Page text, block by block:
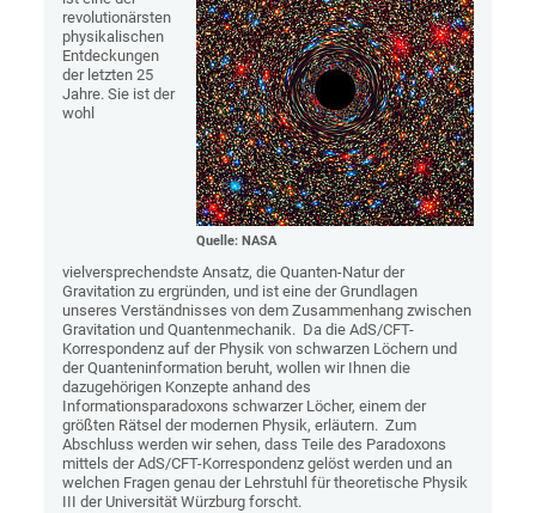
Quelle: NASA
revolutionärsten
physikalischen
Entdeckungen
der letzten 25
Jahre. Sie ist der
wohl
vielversprechendste Ansatz, die Quanten-Natur der
Gravitation zu ergründen, und ist eine der Grundlagen
unseres Verständnisses von dem Zusammenhang zwischen
Gravitation und Quantenmechanik. Da die AdS/CFT-
Korrespondenz auf der Physik von schwarzen Löchern und
der Quanteninformation beruht, wollen wir Ihnen die
dazugehörigen Konzepte anhand des
Informationsparadoxons schwarzer Löcher, einem der
größten Rätsel der modernen Physik, erläutern. Zum
Abschluss werden wir sehen, dass Teile des Paradoxons
mittels der AdS/CFT-Korrespondenz gelöst werden und an
welchen Fragen genau der Lehrstuhl für theoretische Physik
III der Universität Würzburg forscht.